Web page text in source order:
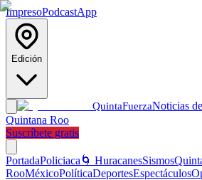
ImpresoPodcastApp
Edición
QuintaFuerzaNoticias
Quintana Roo
Suscríbete gratis
PortadaPoliciaca 🌀 HuracanesSismos
RooMéxicoPolíticaDeportesEspectáculos